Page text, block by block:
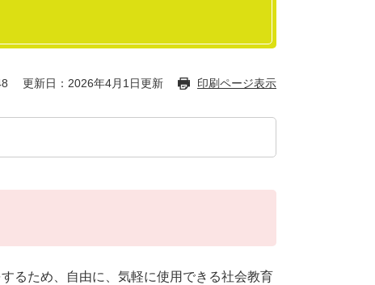
更新日：2026年4月1日更新 印刷ページ表示
るため、自由に、気軽に使用できる社会教育